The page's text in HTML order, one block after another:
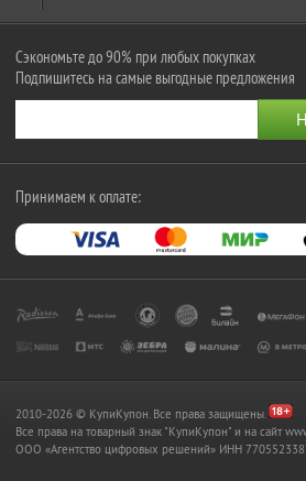
Сэкономьте до 90% при любых покупках
Подпишитесь на самые выгодные предложения
Принимаем к оплате:
2010-2026 © КупиКупон. Все права защищены.
Все права на товарный знак "КупиКупон" и на сайт
OOO «Агентство цифровых решений» ИНН